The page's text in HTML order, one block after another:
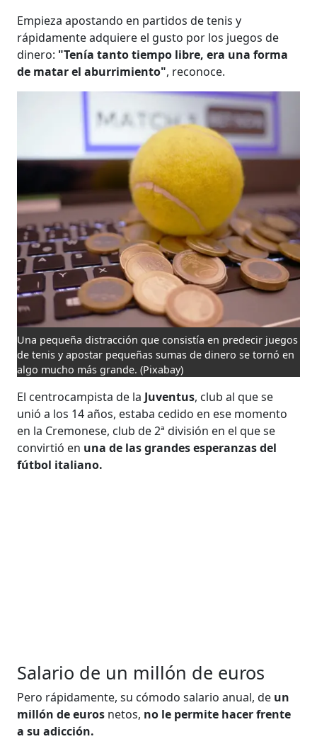
Empieza apostando en partidos de tenis y
rápidamente adquiere el gusto por los juegos de
dinero: "Tenía tanto tiempo libre, era una forma
de matar el aburrimiento", reconoce.
Una pequeña distracción que consistía en predecir juegos
de tenis y apostar pequeñas sumas de dinero se tornó en
algo mucho más grande. (Pixabay)
El centrocampista de la Juventus, club al que se
unió a los 14 años, estaba cedido en ese momento
en la Cremonese, club de 2ª división en el que se
convirtió en una de las grandes esperanzas del
fútbol italiano.
Salario de un millón de euros
Pero rápidamente, su cómodo salario anual, de un
millón de euros netos, no le permite hacer frente
a su adicción.